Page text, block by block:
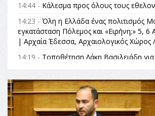
14:44 - Κάλεσμα προς όλους τους
14:23 - Όλη η Ελλάδα ένας πολιτισμός
εγκατάσταση Πόλεμος και «Ειρήνη;» 5,
| Αρχαία Έδεσσα, Αρχαιολογικός Χώρος
14:19 - Τοποθέτηση Λάκη Βασιλειάδη για
Αναθεώρηση του Συντάγματος: «Σε
θεσμικές διαδικασίες υπάρχει μόνο η
στις επόμενες γενιές»
Το πρόγραμμα του ΠΑΟΚ στον
Champions League!